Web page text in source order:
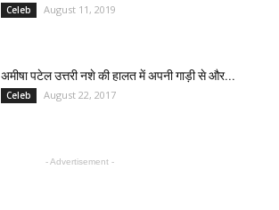
Celeb August 11, 2019
अमीषा पटेल उत्तरी नशे की हालत में अपनी गाड़ी से और...
Celeb August 22, 2017
- Advertisement -